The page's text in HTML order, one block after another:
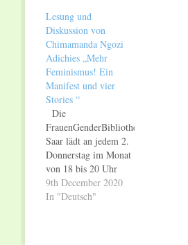
Margaret Atwoods
„Die Zeuginnen“ am
Donnerstag,
14. Mai 2020, von 18
bis 20 Uhr, ONLINE
Die
FrauenGenderBibliothek
Saar lädt an jedem 2.
Donnerstag im Monat
von 18 bis 20 Uhr
zum „FeminisTisch“
ein. Bei…
Lesung und
Diskussion von
Chimamanda Ngozi
Adichies „Mehr
Feminismus! Ein
Manifest und vier
Stories “
Die
FrauenGenderBibliothek
Saar lädt an jedem 2.
Donnerstag im Monat
von 18 bis 20 Uhr
zum „FeminisTisch“
ein. Bei diesem
9th December 2020
In "Deutsch"